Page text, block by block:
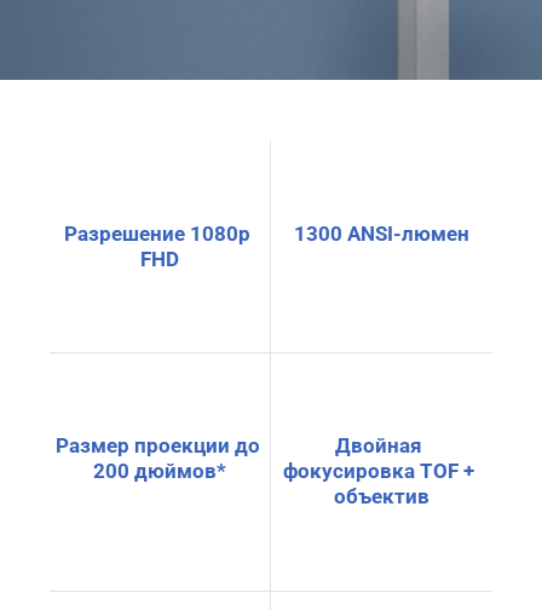
Разрешение 1080p
FHD
1300 ANSI-люмен
Размер проекции до
200 дюймов*
Двойная
фокусировка TOF +
объектив